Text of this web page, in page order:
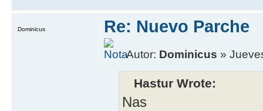
Re: Nuevo Parche
Autor: Dominicus »
Hastur Wrote:
Nas
Dominicus